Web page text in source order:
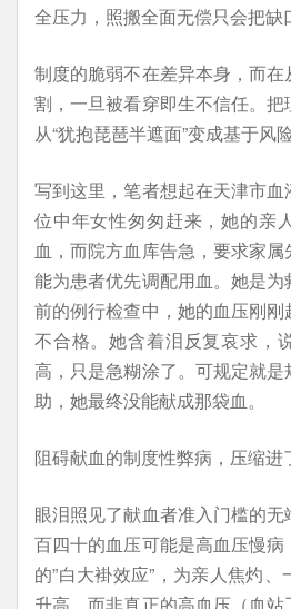
全压力，照搬全面无偿只会把缺
制度的脆弱不在差异本身，而
割，一旦被看穿即生不信任。
从“犹抱琵琶半遮面”变成基于风
写到这里，笔者想起在天津市
位中年女性匆匆赶来，她的亲
血，而院方血库告急，要求家
能为患者优先调配用血。她是
前的例行检查中，她的血压刚
不合格。她含着泪反复哀求，
高，只是急糊涂了。可规定就
助，她最终没能献成那袋血。
阻碍献血的制度性弊病，压缩进
眼泪照见了献血者准入门槛的
百四十的血压可能是高血压慢
的”白大褂效应”，为亲人焦灼